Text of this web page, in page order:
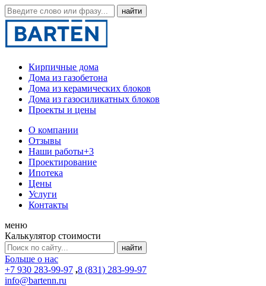
Кирпичные дома
Дома из газобетона
Дома из керамических блоков
Дома из газосиликатных блоков
Проекты и цены
О компании
Отзывы
Наши работы+3
Проектирование
Ипотека
Цены
Услуги
Контакты
меню
Калькулятор стоимости
Больше о нас
+7 930 283-99-97 ,8 (831) 283-99-97
info@bartenn.ru